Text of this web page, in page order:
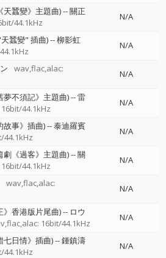
天蠶變》主題曲)--關正
44.1kHz
N/A
蠶變" 插曲)--柳影虹
N/A
wav,flac,alac:
N/A
夢不須記》主題曲)--雷
44.1kHz
N/A
故事》插曲)--泰迪羅賓
44.1kHz
N/A
劇《過客》主題曲)--關
44.1kHz
N/A
wav,flac,alac:
N/A
》香港版片尾曲)-- ロウ
16bit/44.1kHz
N/A
七日情》插曲)--鍾鎮濤
44.1kHz
N/A